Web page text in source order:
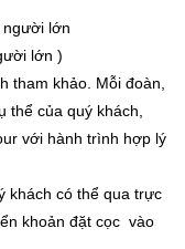
người lớn
lớn )
tham khảo. Mỗi đoàn,
thể của quý khách,
với hành trình hợp lý
khách có thể qua trực
khoản đặt cọc vào